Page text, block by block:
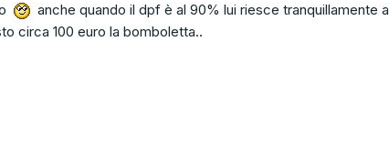
anche quando il dpf è al 90% lui riesce tranquillamente a
circa 100 euro la bomboletta..